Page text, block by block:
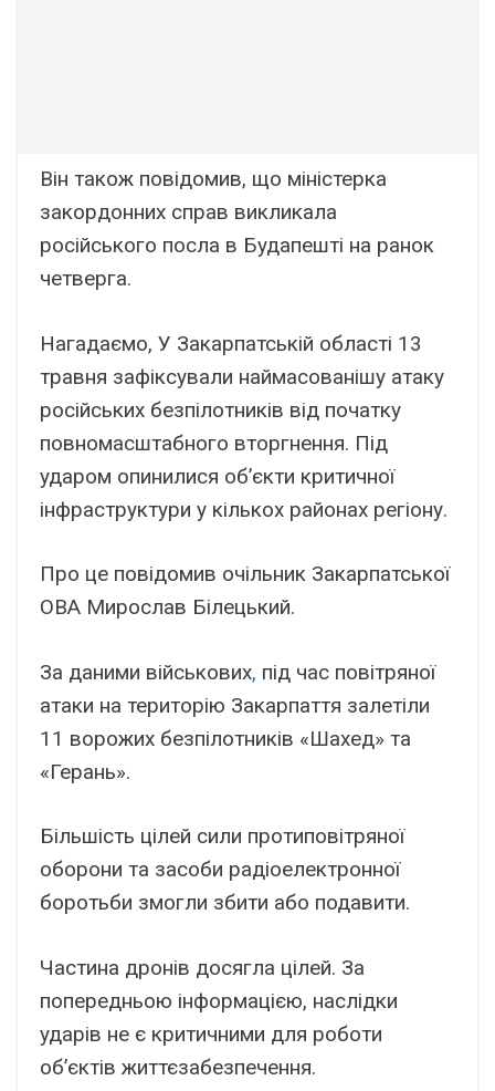
Він також повідомив, що міністерка
закордонних справ викликала
російського посла в Будапешті на ранок
четверга.
Нагадаємо, У Закарпатській області 13
травня зафіксували наймасованішу атаку
російських безпілотників від початку
повномасштабного вторгнення. Під
ударом опинилися об’єкти критичної
інфраструктури у кількох районах регіону.
Про це повідомив очільник Закарпатської
ОВА Мирослав Білецький.
За даними військових, під час повітряної
атаки на територію Закарпаття залетіли
11 ворожих безпілотників «Шахед» та
«Герань».
Більшість цілей сили протиповітряної
оборони та засоби радіоелектронної
боротьби змогли збити або подавити.
Частина дронів досягла цілей. За
попередньою інформацією, наслідки
ударів не є критичними для роботи
об’єктів життєзабезпечення.